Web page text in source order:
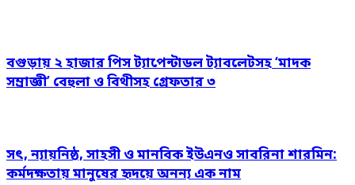
বগুড়ায় ২ হাজার পিস ট্যাপেন্টাডল ট্যাবলেটসহ ‘মাদক
সম্রাজ্ঞী’ বেহুলা ও বিথীসহ গ্রেফতার ৩
সৎ, ন্যায়নিষ্ঠ, সাহসী ও মানবিক ইউএনও সাবরিনা শারমিন:
কর্মদক্ষতায় মানুষের হৃদয়ে অনন্য এক নাম